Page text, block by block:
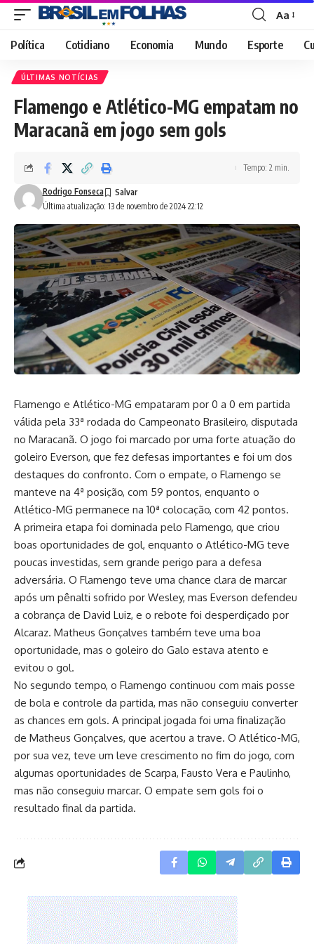
Font
Resizer
Aa
Política Cotidiano Economia Mundo Esporte
ÚLTIMAS NOTÍCIAS
Flamengo e Atlético-MG empatam no
Maracanã em jogo sem gols
Última atualização: 13 de novembro de 2024 22:12
Rodrigo Fonseca
Tempo: 2 min.
Flamengo e Atlético-MG empataram por 0 a 0 em partida
válida pela 33ª rodada do Campeonato Brasileiro, disputada
no Maracanã. O jogo foi marcado por uma forte atuação do
goleiro Everson, que fez defesas importantes e foi um dos
destaques do confronto. Com o empate, o Flamengo se
manteve na 4ª posição, com 59 pontos, enquanto o
Atlético-MG permanece na 10ª colocação, com 42 pontos.
A primeira etapa foi dominada pelo Flamengo, que criou
boas oportunidades de gol, enquanto o Atlético-MG teve
poucas investidas, sem grande perigo para a defesa
adversária. O Flamengo teve uma chance clara de marcar
após um pênalti sofrido por Wesley, mas Everson defendeu
a cobrança de David Luiz, e o rebote foi desperdiçado por
Alcaraz. Matheus Gonçalves também teve uma boa
oportunidade, mas o goleiro do Galo estava atento e
evitou o gol.
No segundo tempo, o Flamengo continuou com mais posse
de bola e controle da partida, mas não conseguiu converter
as chances em gols. A principal jogada foi uma finalização
de Matheus Gonçalves, que acertou a trave. O Atlético-MG,
por sua vez, teve um leve crescimento no fim do jogo, com
algumas oportunidades de Scarpa, Fausto Vera e Paulinho,
mas não conseguiu marcar. O empate sem gols foi o
resultado final da partida.